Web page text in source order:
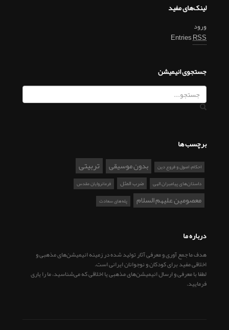
لینک‌های مفید
ورود
EntriesRSS
جستجوی انیمیشن
برچسب ها
احکام، اصول و فروع دین بدون موسیقی تربیتی
داستان‌های پیامبران الهی ضرب المثل فرمانروایان مقدس
معصومین علیهم السلام پله‌های سعادت
درباره ما
هدف ما جمع آوری و معرفی آثار تولید شده در زمینه انیمیشن‌های مذهبی و
اخلاقی مفید برای کودکان و نوجوانان ایرانی است.
لطفا با معرفی و ارسال انیمیشن‌های مذهبی یا اخلاقی که می‌شناسید، ما را یاری
فرمایید.